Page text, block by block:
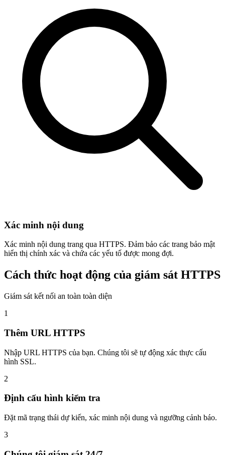
Xác minh nội dung
Xác minh nội dung trang qua HTTPS. Đảm bảo các trang bảo mật
hiển thị chính xác và chứa các yếu tố được mong đợi.
Cách thức hoạt động của giám sát HTTPS
Giám sát kết nối an toàn toàn diện
1
Thêm URL HTTPS
Nhập URL HTTPS của bạn. Chúng tôi sẽ tự động xác thực cấu
hình SSL.
2
Định cấu hình kiểm tra
Đặt mã trạng thái dự kiến, xác minh nội dung và ngưỡng cảnh báo.
3